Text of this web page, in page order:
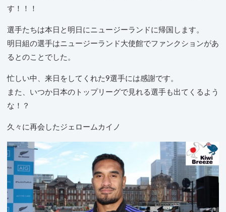
す！！！
選手たちは本日と明日にニュージーランドに帰国します。
明日組の選手はニュージーランド大使館でファンクションがあ
るとのことでした。
忙しい中、来日をしてくれた9選手には感謝です。
また、いつか日本のトップリーグで見れる選手も出てくるよう
な！？
久々に再会したジェロームカイノ